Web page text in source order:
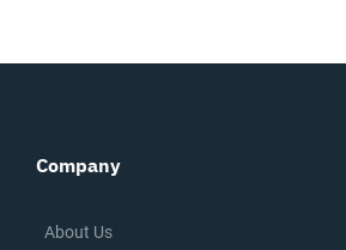
Company
About Us